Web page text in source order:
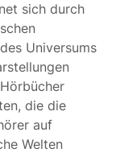
sich durch
Universums
die die
auf
Welten